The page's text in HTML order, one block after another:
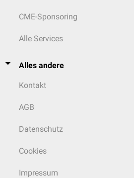
CME-Sponsoring
Alle Services
Alles andere
Kontakt
AGB
Datenschutz
Cookies
Impressum